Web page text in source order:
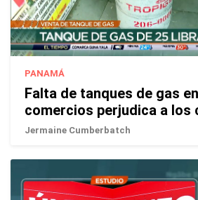
PANAMÁ
Falta de tanques de gas
comercios perjudica a los
Jermaine Cumberbatch